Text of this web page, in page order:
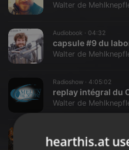
Walter de
Audiobook · 04:32
Walter de
Radioshow · 4:05:02
Walter de
Edith BOURGADE
hearthis.at